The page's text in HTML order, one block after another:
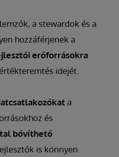
a stewardok és a
hozzáférjenek a
erőforrásokra
idejét.
a
és
bővíthető
is könnyen